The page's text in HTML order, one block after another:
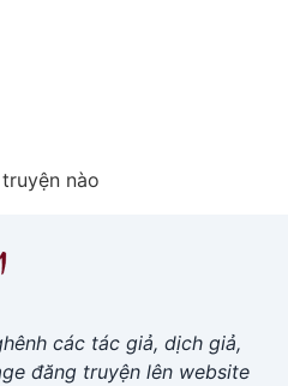
nào
các tác giả, dịch giả,
đăng truyện lên website